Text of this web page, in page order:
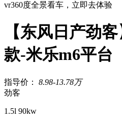
vr360度全景看车，立即去体验
【东风日产劲
款-米乐m6平台
指导价： 8.98-13.78万
劲客
1.5l 90kw